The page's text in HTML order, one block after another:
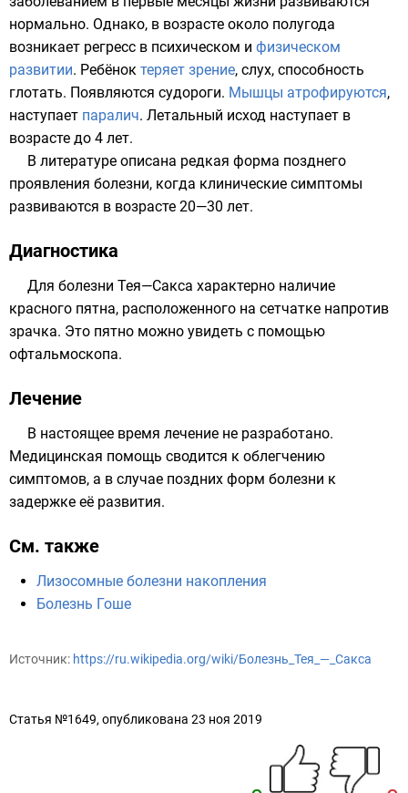
нормально. Однако, в возрасте около полугода
возникает регресс в психическом и физическом
развитии. Ребёнок теряет зрение, слух, способность
глотать. Появляются судороги. Мышцы атрофируются,
наступает паралич. Летальный исход наступает в
возрасте до 4 лет.
В литературе описана редкая форма позднего
проявления болезни, когда клинические симптомы
развиваются в возрасте 20—30 лет.
Диагностика
Для болезни Тея—Сакса характерно наличие
красного пятна, расположенного на сетчатке напротив
зрачка. Это пятно можно увидеть с помощью
офтальмоскопа.
Лечение
В настоящее время лечение не разработано.
Медицинская помощь сводится к облегчению
симптомов, а в случае поздних форм болезни к
задержке её развития.
См. также
Лизосомные болезни накопления
Болезнь Гоше
Источник: https://ru.wikipedia.org/wiki/Болезнь_Тея_—_Сакса
Статья №1649, опубликована 23 ноя 2019